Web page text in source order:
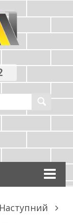
Наступний